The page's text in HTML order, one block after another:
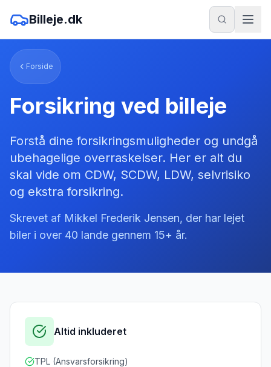
Billeje.dk
Forside
Forsikring ved billeje
Forstå dine forsikringsmuligheder og undgå
ubehagelige overraskelser. Her er alt du
skal vide om CDW, SCDW, LDW, selvrisiko
og ekstra forsikring.
Skrevet af Mikkel Frederik Jensen, der har lejet
biler i over 40 lande gennem 15+ år.
Altid inkluderet
TPL (Ansvarsforsikring)